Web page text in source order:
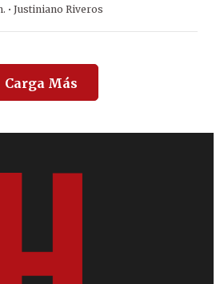
· Justiniano Riveros
Carga Más